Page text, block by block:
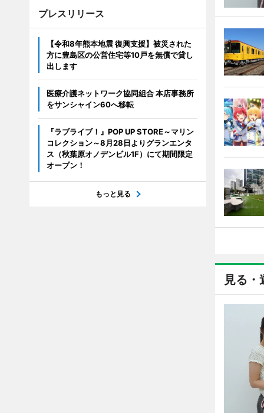
見る・
プレスリリース
【令和8年熊本地震 復興支援】被災された
方に豊島区の公営住宅等10戸を無償で貸し
出します
医療介護ネットワーク協同組合 本店事務所
をサンシャイン60へ移転
『ラブライブ！』POP UP STORE～マリン
コレクション～8月28日よりグランエンタ
ス（秋葉原オノデンビル1F）にて期間限定
オープン！
もっと見る